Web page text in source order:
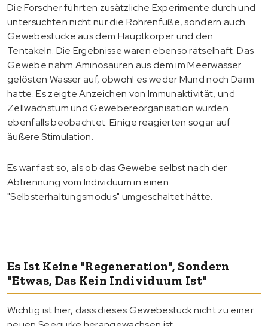
Die Forscher führten zusätzliche Experimente durch und
untersuchten nicht nur die Röhrenfüße, sondern auch
Gewebestücke aus dem Hauptkörper und den
Tentakeln. Die Ergebnisse waren ebenso rätselhaft. Das
Gewebe nahm Aminosäuren aus dem im Meerwasser
gelösten Wasser auf, obwohl es weder Mund noch Darm
hatte. Es zeigte Anzeichen von Immunaktivität, und
Zellwachstum und Gewebereorganisation wurden
ebenfalls beobachtet. Einige reagierten sogar auf
äußere Stimulation.
Es war fast so, als ob das Gewebe selbst nach der
Abtrennung vom Individuum in einen
"Selbsterhaltungsmodus" umgeschaltet hätte.
Es Ist Keine "Regeneration", Sondern
"etwas, Das Kein Individuum Ist"
Wichtig ist hier, dass dieses Gewebestück nicht zu einer